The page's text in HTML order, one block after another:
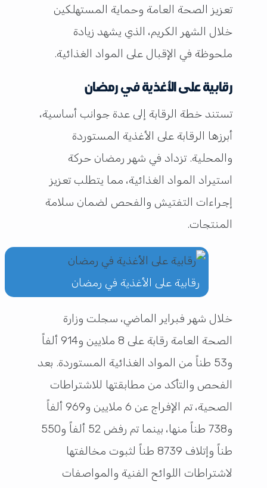
تعزيز الصحة العامة وحماية المستهلكين
خلال الشهر الكريم، الذي يشهد زيادة
ملحوظة في الإقبال على المواد الغذائية.
رقابية على الأغذية في رمضان
تستند خطة الرقابة إلى عدة جوانب أساسية،
أبرزها الرقابة على الأغذية المستوردة
والمحلية. تزداد في شهر رمضان حركة
استيراد المواد الغذائية، مما يتطلب تعزيز
إجراءات التفتيش والفحص لضمان سلامة
المنتجات.
رقابية على الأغذية في رمضان
خلال شهر فبراير الماضي، سجلت وزارة
الصحة العامة رقابة على 8 ملايين و914 ألفاً
و53 طناً من المواد الغذائية المستوردة. بعد
الفحص والتأكد من مطابقتها للاشتراطات
الصحية، تم الإفراج عن 6 ملايين و969 ألفاً
و738 طناً منها، بينما تم رفض 52 ألفاً و550
طناً وإتلاف 8739 طناً لثبوت مخالفتها
لاشتراطات اللوائح الفنية والمواصفات